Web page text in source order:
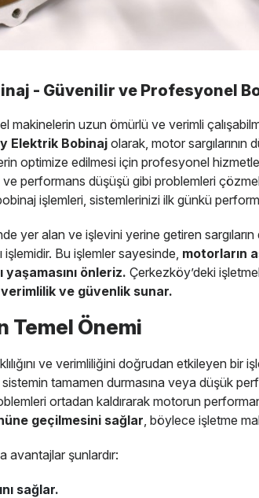
- Güvenilir ve Profesyonel
makinelerin uzun ömürlü ve verimli
Elektrik Bobinaj olarak, motor sargılarının
optimize edilmesi için profesyonel
ve performans düşüşü gibi problemleri
işlemleri, sistemlerinizi ilk günkü
yer alan ve işlevini yerine getiren sargıların
işlemidir. Bu işlemler sayesinde, motorların
yaşamasını önleriz. Çerkezköy’deki
ve güvenlik sunar.
Temel Önemi
ve verimliliğini doğrudan etkileyen bir
sistemin tamamen durmasına veya düşük
ortadan kaldırarak motorun
geçilmesini sağlar , böylece işletme
avantajlar şunlardır:
sağlar.